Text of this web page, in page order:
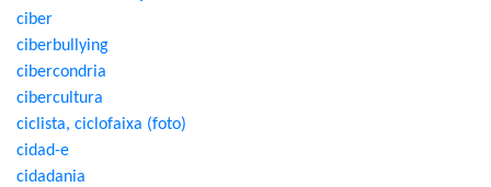
ciber
ciberbullying
cibercondria
cibercultura
ciclista, ciclofaixa (foto)
cidad-e
cidadania